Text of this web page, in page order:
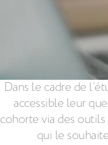
Dans le cadre de
accessible leur
cohorte via des
qui le